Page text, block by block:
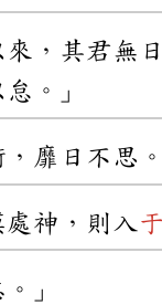
，其君無
。」
，靡日不思。
神，則入于
」